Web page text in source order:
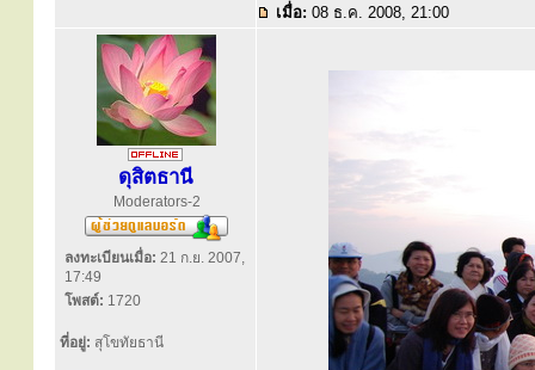
เมื่อ: 08 ธ.ค. 2008, 21:00
ดุสิตธานี
Moderators-2
ลงทะเบียนเมื่อ: 21 ก.ย. 2007,
17:49
โพสต์: 1720
ที่อยู่: สุโขทัยธานี